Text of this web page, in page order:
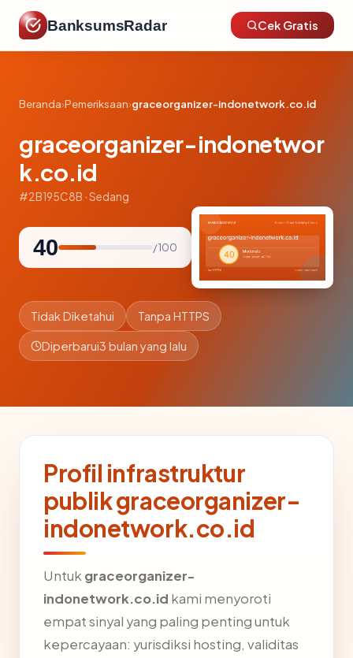
BanksumsRadar Cek Gratis
Beranda›Pemeriksaan›graceorganizer-indonetwork.co.id
graceorganizer-indonetwor
k.co.id
#2B195C8B · Sedang
40 / 100
Tidak Diketahui Tanpa HTTPS
Diperbarui3 bulan yang lalu
Profil infrastruktur
publik graceorganizer-
indonetwork.co.id
Untuk graceorganizer-
indonetwork.co.id kami menyoroti
empat sinyal yang paling penting untuk
kepercayaan: yurisdiksi hosting, validitas